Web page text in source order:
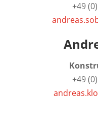
+49
+49